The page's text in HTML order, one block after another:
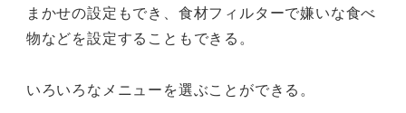
まかせの設定もでき、食材フィルターで嫌いな食べ
物などを設定することもできる。
いろいろなメニューを選ぶことができる。